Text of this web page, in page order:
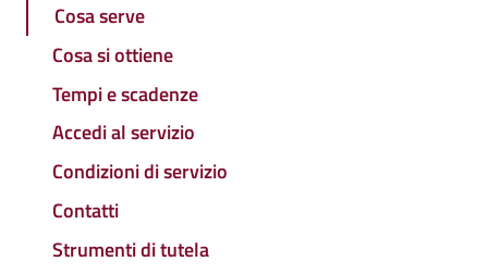
Cosa serve
Cosa si ottiene
Tempi e scadenze
Accedi al servizio
Condizioni di servizio
Contatti
Strumenti di tutela